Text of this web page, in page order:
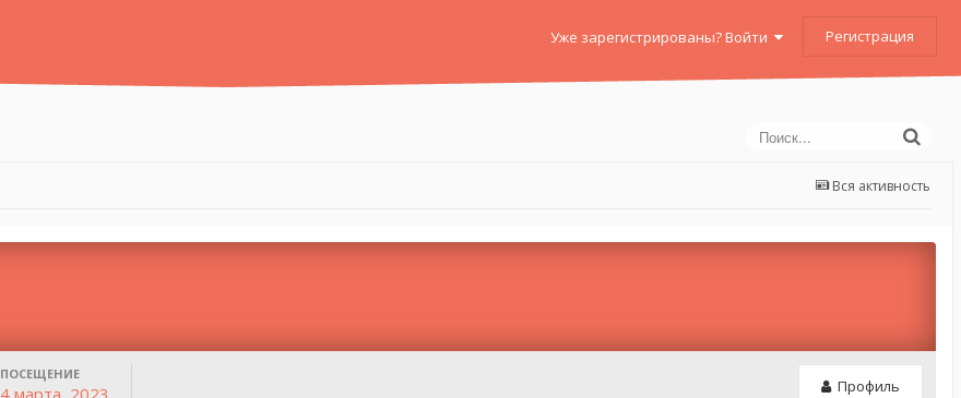
Уже зарегистрированы? Войти Регистрация
Вся активность
Профиль
ПОСЕЩЕНИЕ
4 марта, 2023